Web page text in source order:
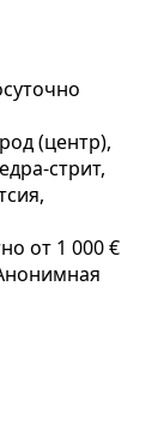
(центр),
стрит,
от 1 000 €